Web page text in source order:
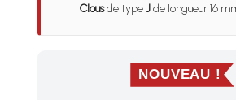
Clousde typeJde longueur 16
NOUVEAU !